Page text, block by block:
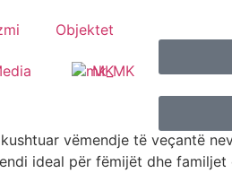
Objektet
MK
vëmendje të veçantë
ideal për fëmijët dhe